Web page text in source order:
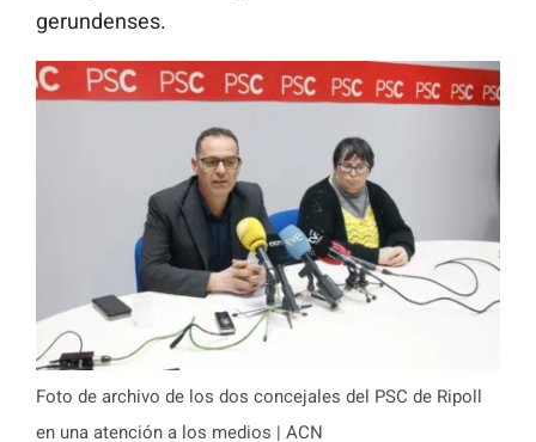
gerundenses.
Foto de archivo de los dos concejales del PSC de Ripoll
en una atención a los medios | ACN